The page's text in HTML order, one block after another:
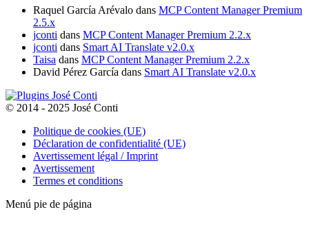
Raquel García Arévalo dans MCP Content Manager Premium
2.5.x
jconti dans MCP Content Manager Premium 2.2.x
jconti dans Smart AI Translate v2.0.x
Taisa dans MCP Content Manager Premium 2.2.x
David Pérez García dans Smart AI Translate v2.0.x
© 2014 - 2025 José Conti
Politique de cookies (UE)
Déclaration de confidentialité (UE)
Avertissement légal / Imprint
Avertissement
Termes et conditions
Menú pie de página